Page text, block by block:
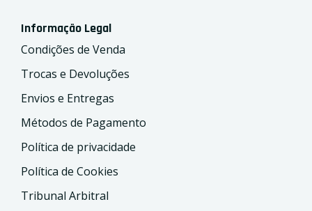
Informação Legal
Condições de Venda
Trocas e Devoluções
Envios e Entregas
Métodos de Pagamento
Política de privacidade
Política de Cookies
Tribunal Arbitral